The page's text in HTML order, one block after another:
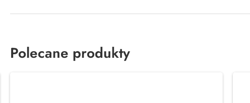
Polecane produkty